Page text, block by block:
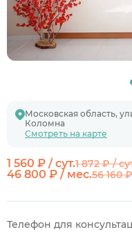
Московская область,
Коломна
Смотреть на карте
1 560 ₽ / сут.1 872 ₽ /
46 800 ₽ / мес.56 160
Телефон для